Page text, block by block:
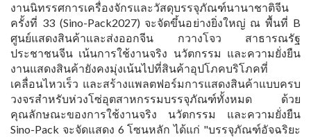
งานนิทรรศการเครื่องจักรและวัสดุบรรจุภัณฑ์นานาชาติจีน
ครั้งที่ 33 (Sino-Pack2027) จะจัดขึ้นอย่างยิ่งใหญ่ ณ พื้นที่ B
ศูนย์แสดงสินค้าและส่งออกจีน กวางโจว สาธารณรัฐ
ประชาชนจีน เน้นการใช้งานจริง นวัตกรรม และความยั่งยืน
งานแสดงสินค้ายังคงมุ่งเน้นไปที่สินค้าอุปโภคบริโภคที่
เคลื่อนไหวเร็ว และสร้างแพลตฟอร์มการแสดงสินค้าแบบครบ
วงจรสำหรับห่วงโซ่อุตสาหกรรมบรรจุภัณฑ์ทั้งหมด ด้วย
คุณลักษณะของการใช้งานจริง นวัตกรรม และความยั่งยืน
Sino-Pack จะจัดแสดง 6 โซนหลัก ได้แก่ "บรรจุภัณฑ์อัจฉริยะ